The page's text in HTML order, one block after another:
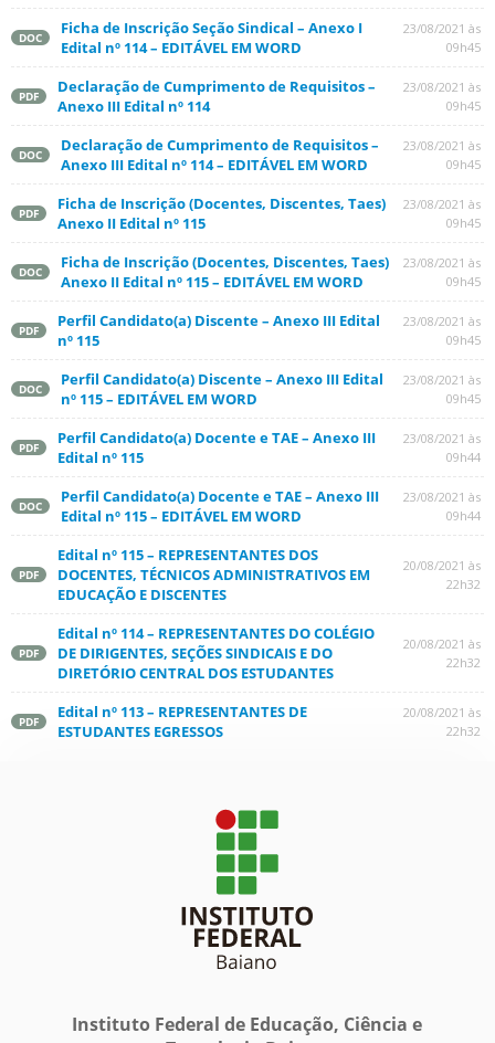
DOC
Ficha de Inscrição Seção Sindical – Anexo I
Edital nº 114 – EDITÁVEL EM WORD
23/08/2021 às
09h45
PDF
Declaração de Cumprimento de Requisitos –
Anexo III Edital nº 114
23/08/2021 às
09h45
DOC
Declaração de Cumprimento de Requisitos –
Anexo III Edital nº 114 – EDITÁVEL EM WORD
23/08/2021 às
09h45
PDF
Ficha de Inscrição (Docentes, Discentes, Taes)
Anexo II Edital nº 115
23/08/2021 às
09h45
DOC
Ficha de Inscrição (Docentes, Discentes, Taes)
Anexo II Edital nº 115 – EDITÁVEL EM WORD
23/08/2021 às
09h45
PDF
Perfil Candidato(a) Discente – Anexo III Edital
nº 115
23/08/2021 às
09h45
DOC
Perfil Candidato(a) Discente – Anexo III Edital
nº 115 – EDITÁVEL EM WORD
23/08/2021 às
09h45
PDF
Perfil Candidato(a) Docente e TAE – Anexo III
Edital nº 115
23/08/2021 às
09h44
DOC
Perfil Candidato(a) Docente e TAE – Anexo III
Edital nº 115 – EDITÁVEL EM WORD
23/08/2021 às
09h44
PDF
Edital nº 115 – REPRESENTANTES DOS
DOCENTES, TÉCNICOS ADMINISTRATIVOS EM
EDUCAÇÃO E DISCENTES
20/08/2021 às
22h32
PDF
Edital nº 114 – REPRESENTANTES DO COLÉGIO
DE DIRIGENTES, SEÇÕES SINDICAIS E DO
DIRETÓRIO CENTRAL DOS ESTUDANTES
20/08/2021 às
22h32
PDF
Edital nº 113 – REPRESENTANTES DE
ESTUDANTES EGRESSOS
20/08/2021 às
22h32
Instituto Federal de Educação, Ciência e